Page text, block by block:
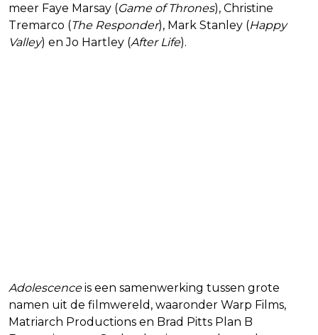
meer Faye Marsay (Game of Thrones), Christine
Tremarco (The Responder), Mark Stanley (Happy
Valley) en Jo Hartley (After Life).
Adolescenceis een samenwerking tussen grote
namen uit de filmwereld, waaronder Warp Films,
Matriarch Productions en Brad Pitts Plan B